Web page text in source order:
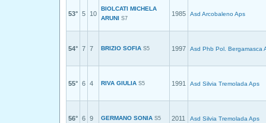
53° 5 10
BIOLCATI MICHELA
ARUNI S7
1985 Asd Arcobaleno Aps
54° 7 7 BRIZIO SOFIA S5 1997 Asd Phb Pol. Bergamasca
55° 6 4 RIVA GIULIA S5 1991 Asd Silvia Tremolada Aps
56° 6 9 GERMANO SONIA S5 2011 Asd Silvia Tremolada Aps